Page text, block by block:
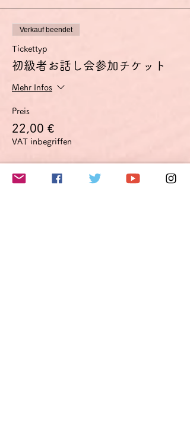
Verkauf beendet
Tickettyp
初級者お話し会参加チケット
Mehr Infos
Preis
22,00 €
VAT inbegriffen